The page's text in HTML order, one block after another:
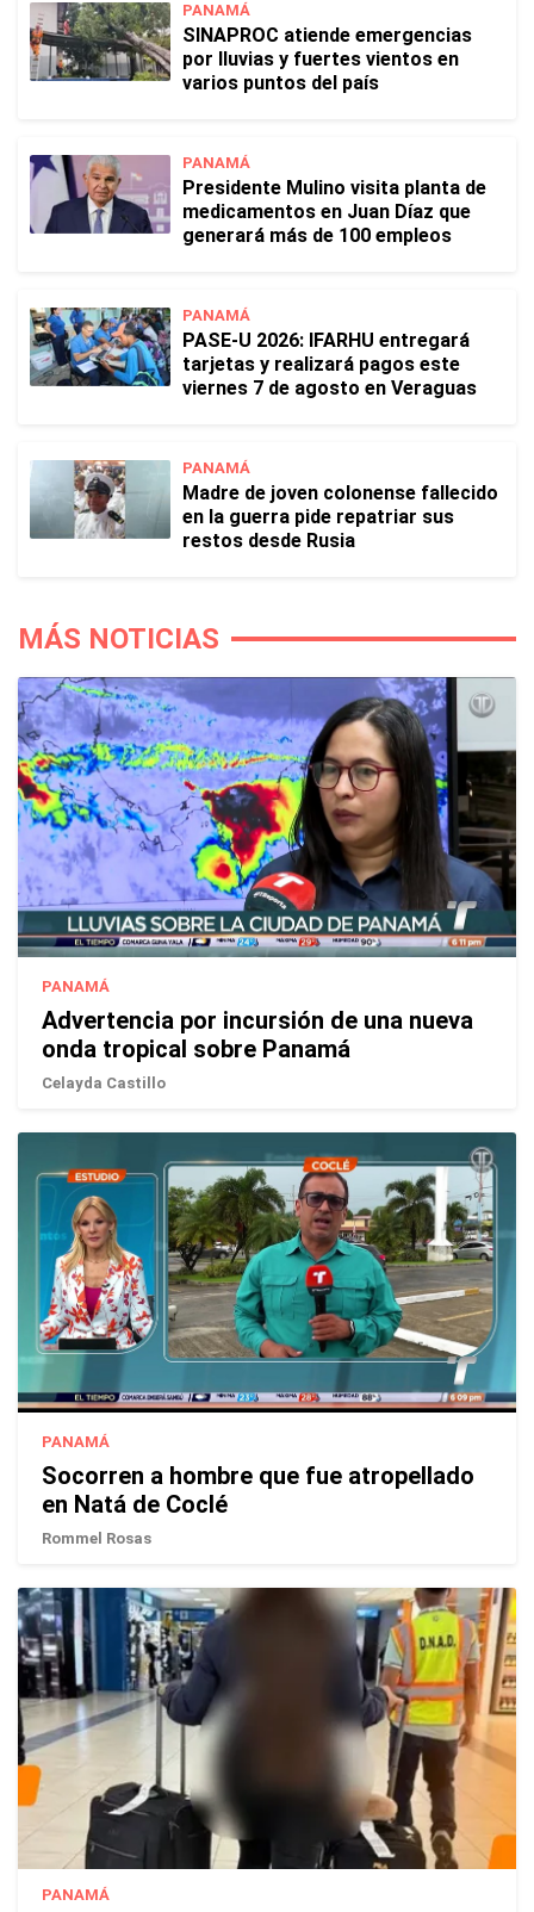
PANAMÁ
SINAPROC atiende emergencias
por lluvias y fuertes vientos en
varios puntos del país
PANAMÁ
Presidente Mulino visita planta de
medicamentos en Juan Díaz que
generará más de 100 empleos
PANAMÁ
PASE-U 2026: IFARHU entregará
tarjetas y realizará pagos este
viernes 7 de agosto en Veraguas
PANAMÁ
Madre de joven colonense fallecido
en la guerra pide repatriar sus
restos desde Rusia
MÁS NOTICIAS
PANAMÁ
Advertencia por incursión de una nueva
onda tropical sobre Panamá
Celayda Castillo
PANAMÁ
Socorren a hombre que fue atropellado
en Natá de Coclé
Rommel Rosas
PANAMÁ